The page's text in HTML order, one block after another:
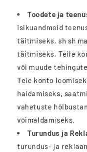
Toodete ja
isikuandmeid
täitmiseks, sh sh
täitmiseks, Teile
või muude
Teie konto
haldamiseks,
vahetuste
võimaldamiseks.
Turundus ja
turundus- ja